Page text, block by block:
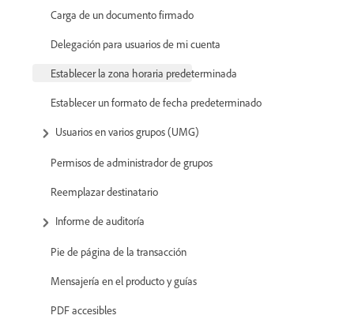
Carga de un documento firmado
Delegación para usuarios de mi cuenta
Establecer la zona horaria predeterminada
Establecer un formato de fecha predeterminado
Usuarios en varios grupos (UMG)
Permisos de administrador de grupos
Reemplazar destinatario
Informe de auditoría
Pie de página de la transacción
Mensajería en el producto y guías
PDF accesibles